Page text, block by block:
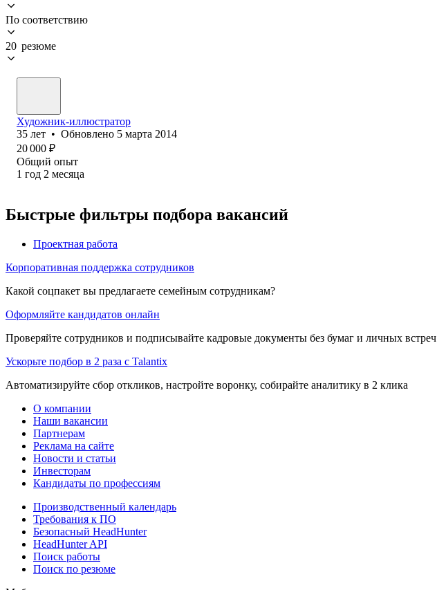
По соответствию
20 резюме
Художник-иллюстратор
35 лет • Обновлено 5 марта 2014
20 000 ₽
Общий опыт
1 год 2 месяца
Быстрые фильтры подбора вакансий
Проектная работа
Корпоративная поддержка сотрудников
Какой соцпакет вы предлагаете семейным сотрудникам?
Оформляйте кандидатов онлайн
Проверяйте сотрудников и подписывайте кадровые документы без бумаг и личных встреч
Ускорьте подбор в 2 раза с Talantix
Автоматизируйте сбор откликов, настройте воронку, собирайте аналитику в 2 клика
О компании
Наши вакансии
Партнерам
Реклама на сайте
Новости и статьи
Инвесторам
Кандидаты по профессиям
Производственный календарь
Требования к ПО
Безопасный HeadHunter
HeadHunter API
Поиск работы
Поиск по резюме